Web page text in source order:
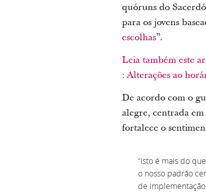
quóruns do
para os jovens
escolhas”.
Leia também este
: Alterações ao
De acordo com o
alegre, centrada
fortalece o
“Isto é mais do
o nosso padrão
de implementação